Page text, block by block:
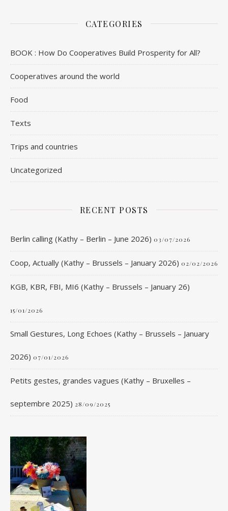
CATEGORIES
BOOK : How Do Cooperatives Build Prosperity for All?
Cooperatives around the world
Food
Texts
Trips and countries
Uncategorized
RECENT POSTS
Berlin calling (Kathy – Berlin – June 2026) 03/07/2026
Coop, Actually (Kathy – Brussels – January 2026) 02/02/2026
KGB, KBR, FBI, MI6 (Kathy – Brussels – January 26)
15/01/2026
Small Gestures, Long Echoes (Kathy – Brussels – January
2026) 07/01/2026
Petits gestes, grandes vagues (Kathy – Bruxelles –
septembre 2025) 28/09/2025